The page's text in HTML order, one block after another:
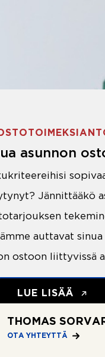
THOMAS
OTA YHTEYTTÄ
asunnon
Jännittääkö
auttavat sinua
ostoon liittyvissä
LUE LISÄÄ